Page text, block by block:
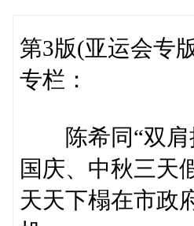
第3版(亚运会专
专栏：
陈希同“双肩
国庆、中秋三天
天天下榻在市政